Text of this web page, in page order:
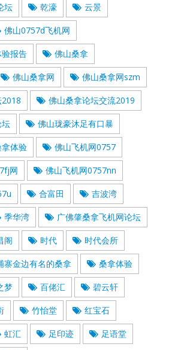
坛 乾濠 云景
佛山0757d飞机网
报告 佛山桑拿
佛山桑拿网 佛山桑拿网szm
佛山桑拿论坛交流2019
佛山珑豪沐足有口暴
体验 佛山飞机网0757
网 佛山飞机网0757nn
合富田 吉波湾
季华湾 广佛肇桑拿飞机网论坛
阁 时代 时代会所
寨金边有名的桑拿 桑拿体验
梦 百佬汇 碧云轩
竹怡堂 红宝石
虹汇 足印迹 足语堂